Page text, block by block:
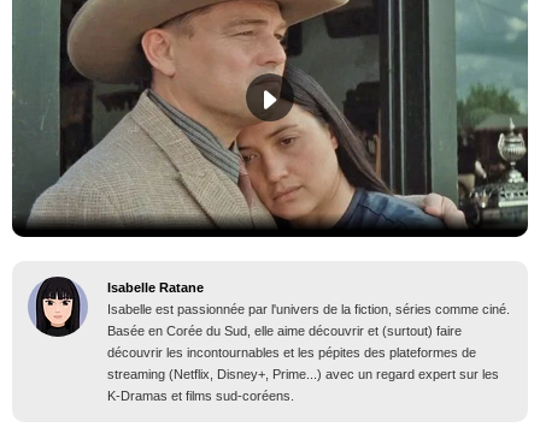
Isabelle Ratane
Isabelle est passionnée par l'univers de la fiction, séries comme ciné.
Basée en Corée du Sud, elle aime découvrir et (surtout) faire
découvrir les incontournables et les pépites des plateformes de
streaming (Netflix, Disney+, Prime...) avec un regard expert sur les
K-Dramas et films sud-coréens.